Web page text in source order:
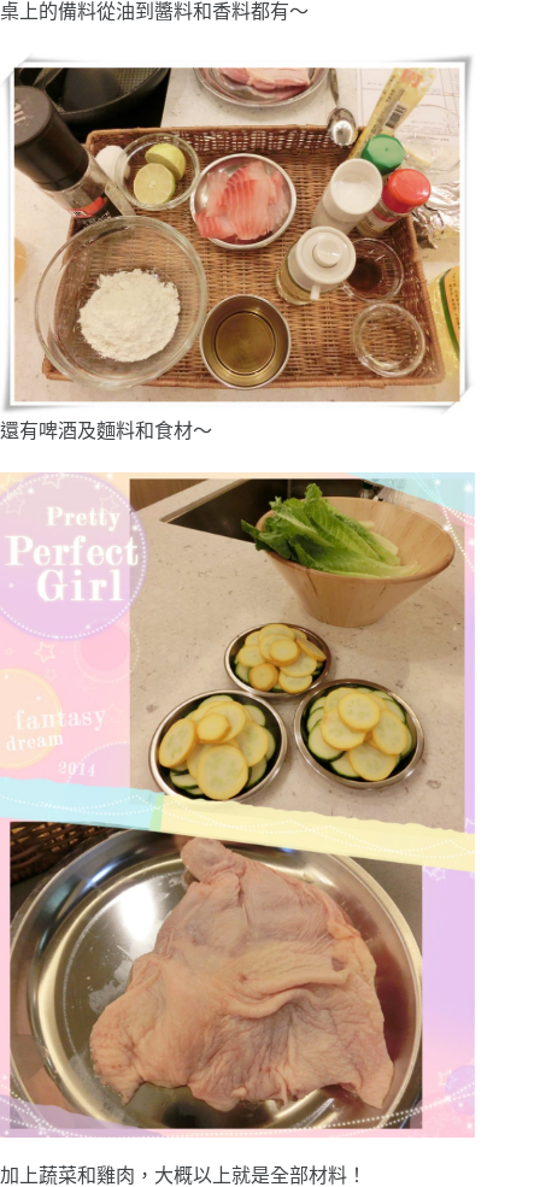
桌上的備料從油到醬料和香料都有～
還有啤酒及麵料和食材～
加上蔬菜和雞肉，大概以上就是全部材料！